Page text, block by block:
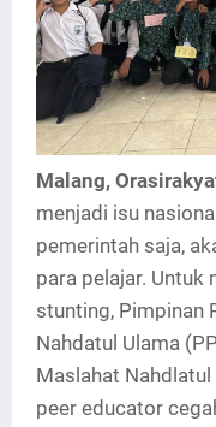
Malang,
menjadi isu
pemerintah saja,
para pelajar. Untuk
stunting, Pimpinan
Nahdatul Ulama
Maslahat
peer educator